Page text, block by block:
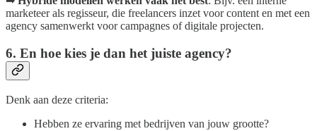
marketeer als regisseur, die freelancers inzet voor content en met een
agency samenwerkt voor campagnes of digitale projecten.
6. En hoe kies je dan het juiste agency?
Denk aan deze criteria:
Hebben ze ervaring met bedrijven van jouw grootte?